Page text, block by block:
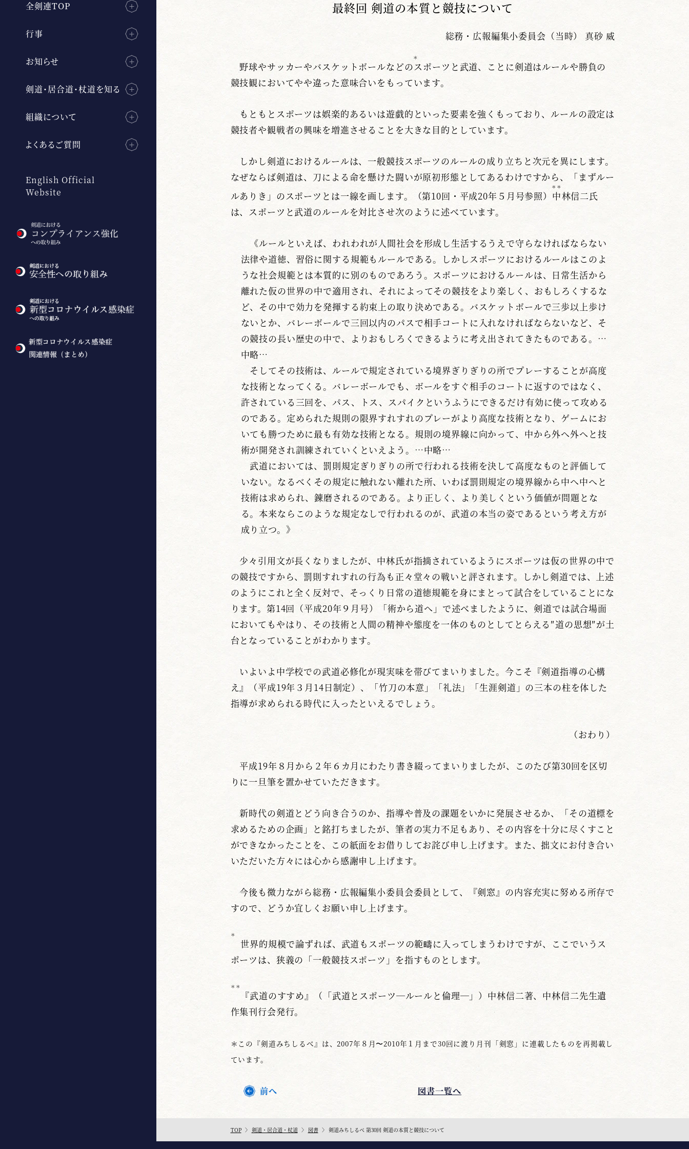
全剣連TOP
行事
お知らせ
剣道・居合道・杖道を知る
組織について
よくあるご質問
English Official
Website
最終回 剣道の本質と競技について
総務・広報編集小委員会（当時） 真砂 威
野球やサッカーやバスケットボールなどのス
＊
ポーツと武道、ことに剣道はルールや勝負の
競技観においてやや違った意味合いをもっています。
もともとスポーツは娯楽的あるいは遊戯的といった要素を強くもっており、ルールの設定は
競技者や観戦者の興味を増進させることを大きな目的としています。
しかし剣道におけるルールは、一般競技スポーツのルールの成り立ちと次元を異にします。
なぜならば剣道は、刀による命を懸けた闘いが原初形態としてあるわけですから、「まずルー
ルありき」のスポーツとは一線を画します。（第10回・平成20年５月号参照） 中
＊＊
林信二氏
は、スポーツと武道のルールを対比させ次のように述べています。
《ルールといえば、われわれが人間社会を形成し生活するうえで守らなければならない
法律や道徳、習俗に関する規範もルールである。しかしスポーツにおけるルールはこのよ
うな社会規範とは本質的に別のものであろう。スポーツにおけるルールは、日常生活から
離れた仮の世界の中で適用され、それによってその競技をより楽しく、おもしろくするな
ど、その中で効力を発揮する約束上の取り決めである。バスケットボールで三歩以上歩け
ないとか、バレーボールで三回以内のパスで相手コートに入れなければならないなど、そ
の競技の長い歴史の中で、よりおもしろくできるように考え出されてきたものである。…
中略…
そしてその技術は、ルールで規定されている境界ぎりぎりの所でプレーすることが高度
な技術となってくる。バレーボールでも、ボールをすぐ相手のコートに返すのではなく、
許されている三回を、パス、トス、スパイクというふうにできるだけ有効に使って攻める
のである。定められた規則の限界すれすれのプレーがより高度な技術となり、ゲームにお
いても勝つために最も有効な技術となる。規則の境界線に向かって、中から外へ外へと技
術が開発され訓練されていくといえよう。…中略…
武道においては、罰則規定ぎりぎりの所で行われる技術を決して高度なものと評価して
いない。なるべくその規定に触れない離れた所、いわば罰則規定の境界線から中へ中へと
技術は求められ、錬磨されるのである。より正しく、より美しくという価値が問題とな
る。本来ならこのような規定なしで行われるのが、武道の本当の姿であるという考え方が
成り立つ。》
少々引用文が長くなりましたが、中林氏が指摘されているようにスポーツは仮の世界の中で
の競技ですから、罰則すれすれの行為も正々堂々の戦いと評されます。しかし剣道では、上述
のようにこれと全く反対で、そっくり日常の道徳規範を身にまとって試合をしていることにな
ります。第14回（平成20年９月号）「術から道へ」で述べましたように、剣道では試合場面
においてもやはり、その技術と人間の精神や態度を一体のものとしてとらえる″道の思想″が土
台となっていることがわかります。
いよいよ中学校での武道必修化が現実味を帯びてまいりました。今こそ『剣道指導の心構
え』（平成19年３月14日制定）、「竹刀の本意」「礼法」「生涯剣道」の三本の柱を体した
指導が求められる時代に入ったといえるでしょう。
（おわり）
平成19年８月から２年６カ月にわたり書き綴ってまいりましたが、このたび第30回を区切
りに一旦筆を置かせていただきます。
新時代の剣道とどう向き合うのか、指導や普及の課題をいかに発展させるか、「その道標を
求めるための企画」と銘打ちましたが、筆者の実力不足もあり、その内容を十分に尽くすこと
ができなかったことを、この紙面をお借りしてお詫び申し上げます。また、拙文にお付き合い
いただいた方々には心から感謝申し上げます。
今後も微力ながら総務・広報編集小委員会委員として、『剣窓』の内容充実に努める所存で
すので、どうか宜しくお願い申し上げます。
＊
世界的規模で論ずれば、武道もスポーツの範疇に入ってしまうわけですが、ここでいうス
ポーツは、狭義の「一般競技スポーツ」を指すものとします。
＊＊
『武道のすすめ』（「武道とスポーツ―ルールと倫理―」）中林信二著、中林信二先生遺
作集刊行会発行。
＊この『剣道みちしるべ』は、2007年８月〜2010年１月まで30回に渡り月刊「剣窓」に連載したものを再掲載し
ています。
前へ 図書一覧へ
TOP 剣道・居合道・杖道 図書 剣道みちしるべ 第30回 剣道の本質と競技について